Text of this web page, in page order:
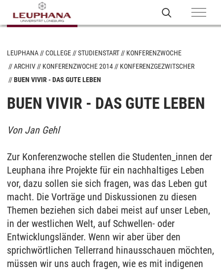
LEUPHANA COLLEGE STUDIENSTART
KONFERENZWOCHE
ARCHIV
KONFERENZWOCHE 2014
KONFERENZGEZWITSCHER
BUEN VIVIR - DAS GUTE LEBEN
BUEN VIVIR - DAS GUTE LEBEN
Von Jan Gehl
Zur Konferenzwoche stellen die Studenten_innen der
Leuphana ihre Projekte für ein nachhaltiges Leben
vor, dazu sollen sie sich fragen, was das Leben gut
macht. Die Vorträge und Diskussionen zu diesen
Themen beziehen sich dabei meist auf unser Leben,
in der westlichen Welt, auf Schwellen- oder
Entwicklungsländer. Wenn wir aber über den
sprichwörtlichen Tellerrand hinausschauen möchten,
müssen wir uns auch fragen, wie es mit indigenen